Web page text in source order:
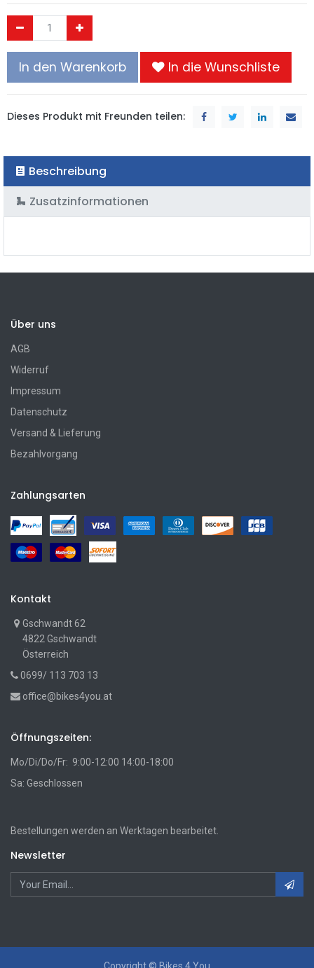
In den Warenkorb In die Wunschliste
Dieses Produkt mit Freunden teilen:
Beschreibung
Zusatzinformationen
Über uns
AGB
Widerruf
Impressum
Datenschutz
Versand & Lieferung
Bezahlvorgang
Zahlungsarten
Kontakt
Gschwandt 62
4822 Gschwandt
Österreich
0699/ 113 703 13
office@bikes4you.at
Öffnungszeiten:
Mo/Di/Do/Fr: 9:00-12:00 14:00-18:00
Sa: Geschlossen
Bestellungen werden an Werktagen bearbeitet.
Newsletter